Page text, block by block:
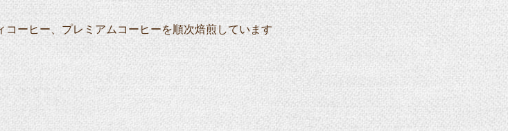
ーヒー、プレミアムコーヒーを順次焙煎しています